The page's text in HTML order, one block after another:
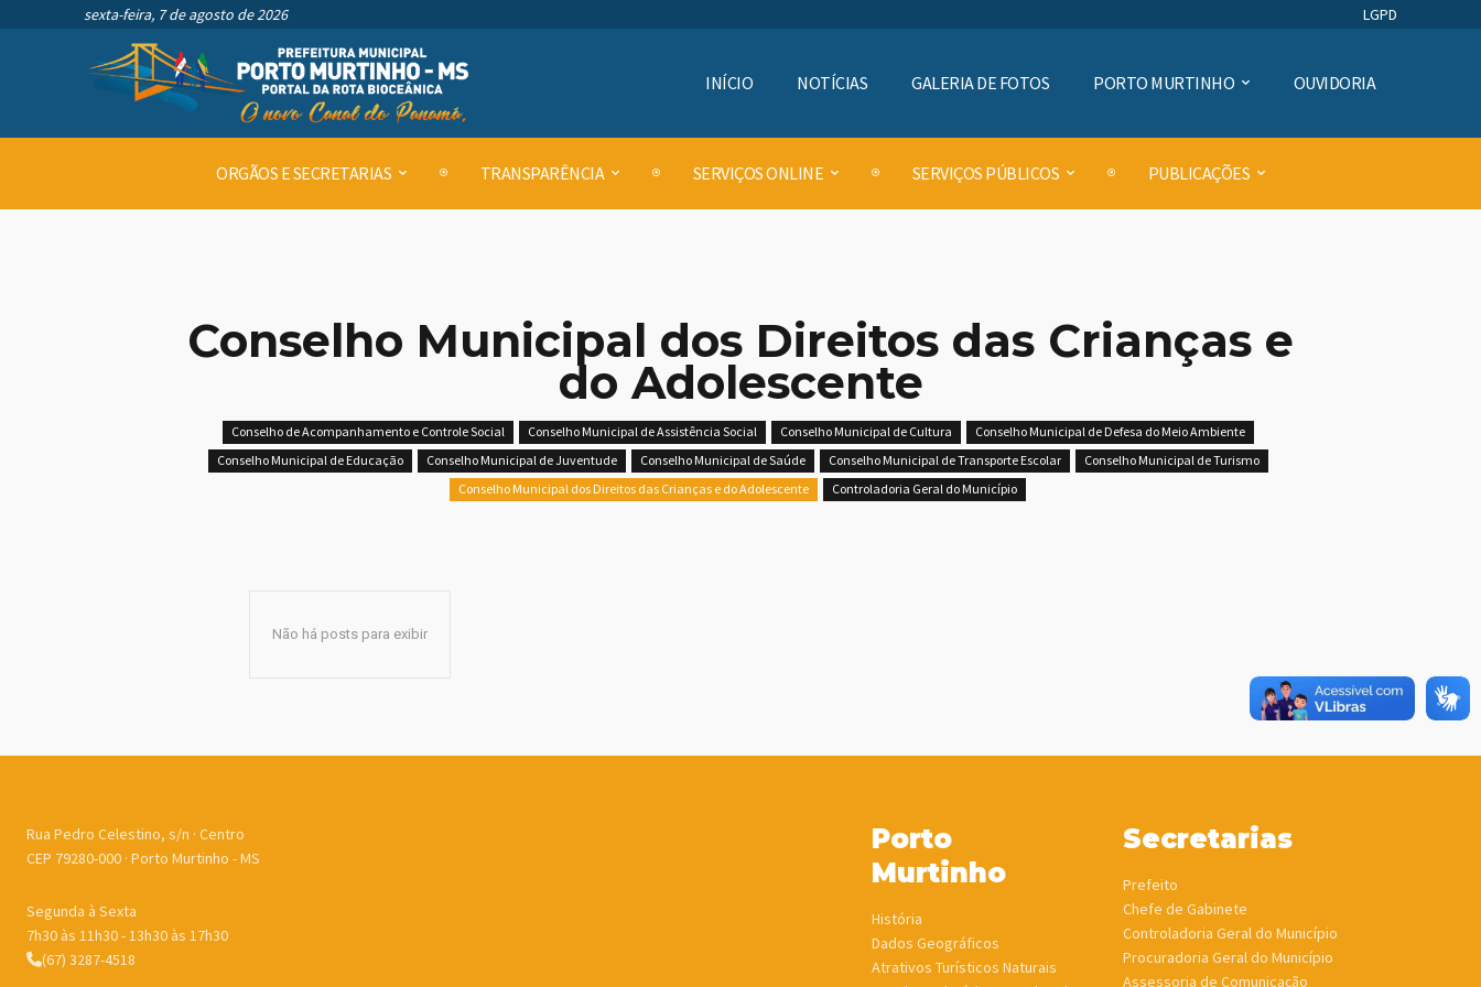
sexta-feira, 7 de agosto de 2026 LGPD
INÍCIO NOTÍCIAS GALERIA DE FOTOS PORTO MURTINHO OUVIDORIA
ORGÃOS E SECRETARIAS TRANSPARÊNCIA SERVIÇOS ONLINE SERVIÇOS PÚBLICOS PUBLICAÇÕES
Conselho Municipal dos Direitos das Crianças e
do Adolescente
Conselho de Acompanhamento e Controle Social Conselho Municipal de Assistência Social Conselho Municipal de Cultura
Conselho Municipal de Defesa do Meio Ambiente
Conselho Municipal de Educação
Conselho Municipal de Juventude Conselho Municipal de Saúde Conselho Municipal de Transporte Escolar
Conselho Municipal de Turismo
Conselho Municipal dos Direitos das Crianças e do Adolescente
Controladoria Geral do Município
Não há posts para exibir
Rua Pedro Celestino, s/n · Centro
CEP 79280-000 · Porto Murtinho - MS
Segunda à Sexta
7h30 às 11h30 - 13h30 às 17h30
(67) 3287-4518
Porto
Murtinho
História
Dados Geográficos
Atrativos Turísticos Naturais
Secretarias
Prefeito
Chefe de Gabinete
Controladoria Geral do Município
Procuradoria Geral do Município
Assessoria de Comunicação